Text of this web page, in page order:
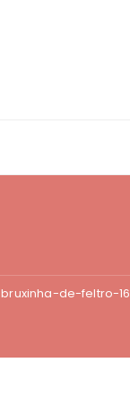
bruxinha-de-feltro-16